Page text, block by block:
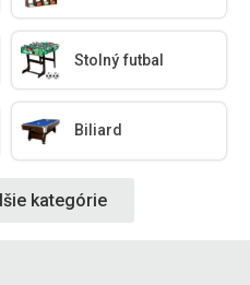
Stolný futbal
Biliard
kategórie